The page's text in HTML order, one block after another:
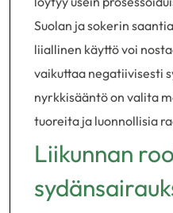
Suolan ja sokerin
liiallinen käyttö voi
vaikuttaa negatiivisesti
nyrkkisääntö on valita
tuoreita ja luonnollisia
Liikunnan